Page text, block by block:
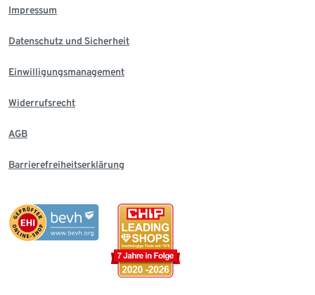
Impressum
Datenschutz und Sicherheit
Einwilligungsmanagement
Widerrufsrecht
AGB
Barrierefreiheitserklärung